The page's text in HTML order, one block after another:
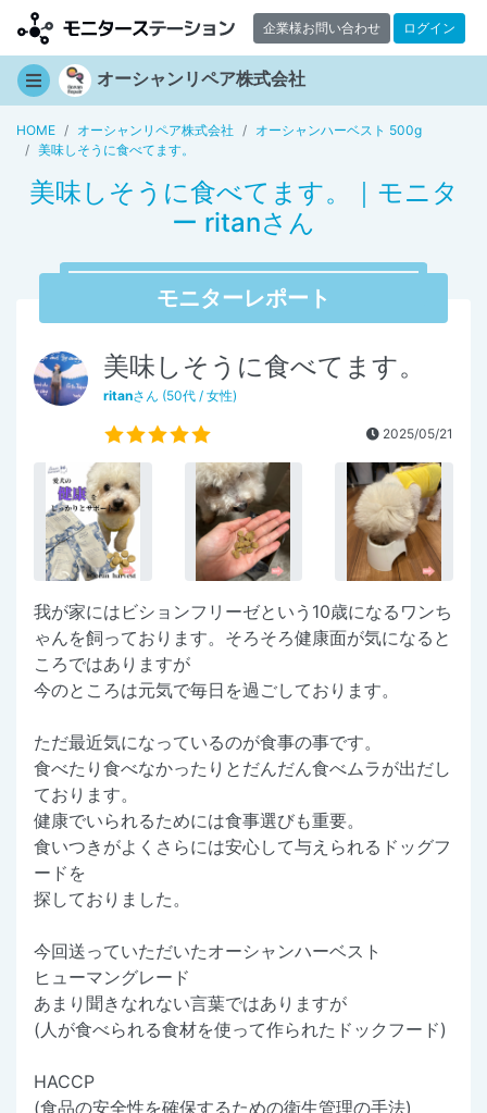
企業様お問い合わせ ログイン
オーシャンリペア株式会社
HOME オーシャンリペア株式会社
オーシャンハーベスト 500g
美味しそうに食べてます。
美味しそうに食べてます。｜モニタ
ー ritanさん
モニターレポート
美味しそうに食べてます。
ritanさん (50代 / 女性)
2025/05/21
我が家にはビションフリーゼという10歳になるワンち
ゃんを飼っております。そろそろ健康面が気になると
ころではありますが
今のところは元気で毎日を過ごしております。
ただ最近気になっているのが食事の事です。
食べたり食べなかったりとだんだん食べムラが出だし
ております。
健康でいられるためには食事選びも重要。
食いつきがよくさらには安心して与えられるドッグフ
ードを
探しておりました。
今回送っていただいたオーシャンハーベスト
ヒューマングレード
あまり聞きなれない言葉ではありますが
(人が食べられる食材を使って作られたドックフード)
HACCP
(食品の安全性を確保するための衛生管理の手法)